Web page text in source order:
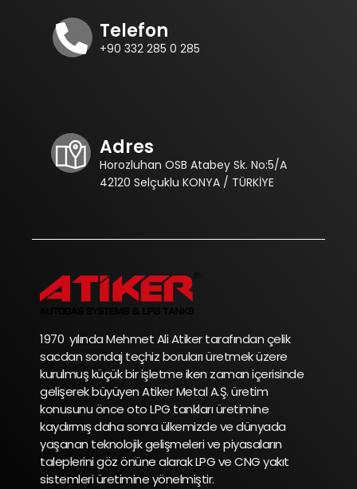
Telefon
+90 332 285 0 285
Adres
Horozluhan OSB Atabey Sk. No:5/A
42120 Selçuklu KONYA / TÜRKİYE
1970 yılında Mehmet Ali Atiker tarafından çelik
sacdan sondaj teçhiz boruları üretmek üzere
kurulmuş küçük bir işletme iken zaman içerisinde
gelişerek büyüyen Atiker Metal A.Ş. üretim
konusunu önce oto LPG tankları üretimine
kaydırmış daha sonra ülkemizde ve dünyada
yaşanan teknolojik gelişmeleri ve piyasaların
taleplerini göz önüne alarak LPG ve CNG yakıt
sistemleri üretimine yönelmiştir.